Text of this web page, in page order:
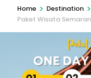
Home > Destination >
Paket Wisata